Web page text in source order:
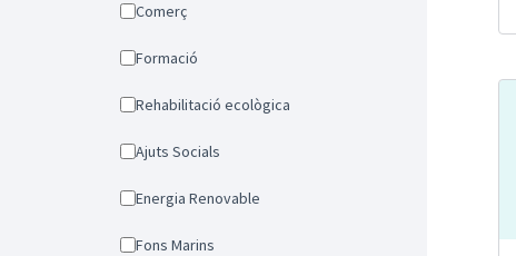
Comerç
Formació
Rehabilitació ecològica
Ajuts Socials
Energia Renovable
Fons Marins